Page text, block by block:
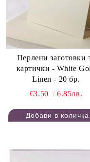
Перлени заготовки
картички - White
Linen - 20 бр.
€3.50
6.85лв.